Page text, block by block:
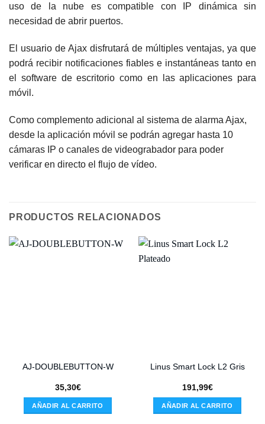
uso de la nube es compatible con IP dinámica sin
necesidad de abrir puertos.
El usuario de Ajax disfrutará de múltiples ventajas, ya que
podrá recibir notificaciones fiables e instantáneas tanto en
el software de escritorio como en las aplicaciones para
móvil.
Como complemento adicional al sistema de alarma Ajax,
desde la aplicación móvil se podrán agregar hasta 10
cámaras IP o canales de videograbador para poder
verificar en directo el flujo de vídeo.
PRODUCTOS RELACIONADOS
AJ-DOUBLEBUTTON-W
35,30€
AÑADIR AL CARRITO
Linus Smart Lock L2 Gris
191,99€
AÑADIR AL CARRITO